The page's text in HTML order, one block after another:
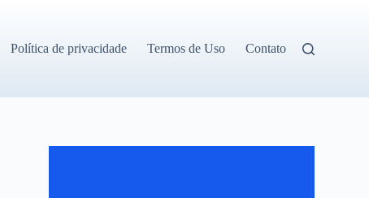
Política de privacidade Termos de Uso Contato